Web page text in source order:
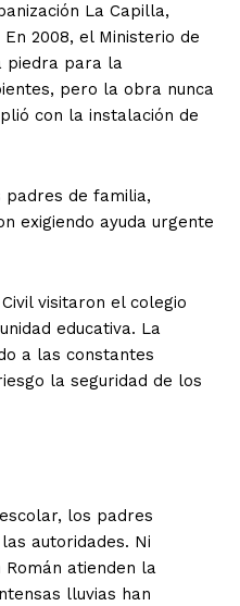
La Capilla,
2008, el Ministerio de
piedra para la
pero la obra nunca
con la instalación de
padres de familia,
exigiendo ayuda urgente
visitaron el colegio
educativa. La
a las constantes
la seguridad de los
los padres
autoridades. Ni
Román atienden la
lluvias han